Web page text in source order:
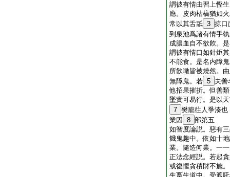
謂彼有情由習上慳
應。皮肉枯槁猶如
常以其舌舐 3 掠口
到泉池爲諸有情手
成膿血自不欲飮。
謂彼有情口如針炬
不能食。是名内障
所飮噉皆被燒然。
無障鬼。若 5 夫善
他招果摧折。但善
墜實可易行。是以
7 樊籠往人爭湊也
業因
8 部第五
如智度論説。惡有
餓鬼趣中。依如十
業。隨造何業。一
正法念經説。若起
或復慳貪積財不施
生畜生道中。受遮